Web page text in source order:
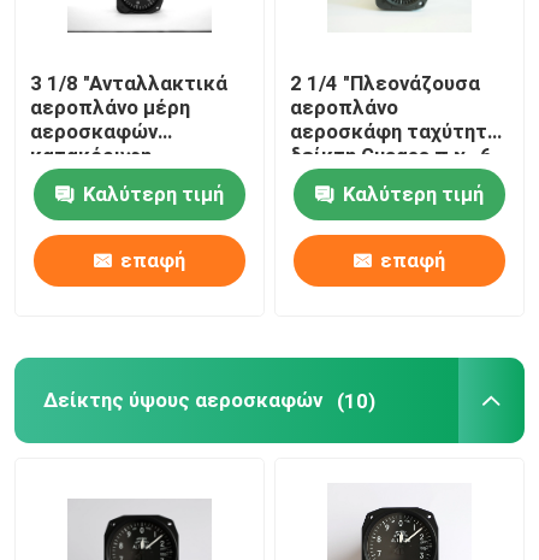
3 1/8 "Ανταλλακτικά
αεροπλάνο μέρη
αεροσκαφών
κατακόρυφη
ταχύτητα δείκτη
περιτύπωμα BC-2α
Καλύτερη τιμή
επαφή
2 1/4 "Πλεονάζουσα
αεροπλάνο
αεροσκάφη ταχύτητα
δείκτη Guages π.χ.-6
Καλύτερη τιμή
επαφή
Δείκτης ύψους αεροσκαφών (10)